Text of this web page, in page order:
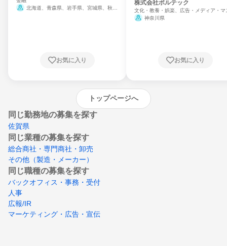
北海道、青森県、岩手県、宮城県、秋田
崎県、熊本県、大分県、宮崎県、鹿児島県、
お気に入り
門
株式会社ボルテック
文化・教養・娯楽、広告・メディア・マ
ミ、電力・ガス・水道・エネルギー
神奈川県
お気に入り
トップページへ
同じ勤務地の募集を探す
佐賀県
同じ業種の募集を探す
総合商社・専門商社・卸売
その他（製造・メーカー）
同じ職種の募集を探す
バックオフィス・事務・受付
人事
広報/IR
マーケティング・広告・宣伝